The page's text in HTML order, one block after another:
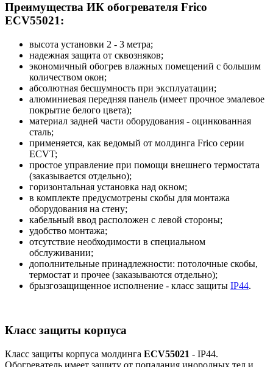
Преимущества ИК обогревателя Frico
ECV55021:
высота установки 2 - 3 метра;
надежная защита от сквозняков;
экономичный обогрев влажных помещений с большим
количеством окон;
абсолютная бесшумность при эксплуатации;
алюминиевая передняя панель (имеет прочное эмалевое
покрытие белого цвета);
материал задней части оборудования - оцинкованная
сталь;
применяется, как ведомый от молдинга Frico серии
ECVT;
простое управление при помощи внешнего термостата
(заказывается отдельно);
горизонтальная установка над окном;
в комплекте предусмотрены скобы для монтажа
оборудования на стену;
кабельный ввод расположен с левой стороны;
удобство монтажа;
отсутствие необходимости в специальном
обслуживании;
дополнительные принадлежности: потолочные скобы,
термостат и прочее (заказываются отдельно);
брызгозащищенное исполнение - класс защиты IP44.
Класс защиты корпуса
Класс защиты корпуса молдинга ECV55021 - IP44.
Обогреватель имеет защиту от попадания инородных тел и